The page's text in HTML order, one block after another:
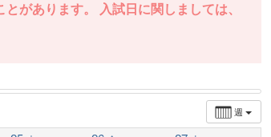
があります。 入試日に関しましては、
週